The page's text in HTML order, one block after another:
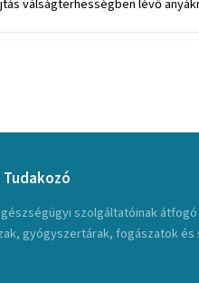
Tudakozó
szolgáltatóinak
gyógyszertárak, fogászatok és